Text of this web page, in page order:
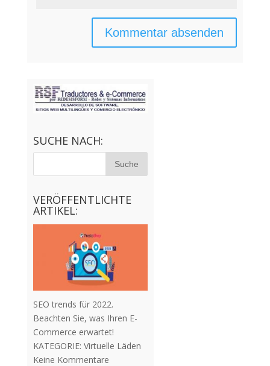
SUCHE NACH:
VERÖFFENTLICHTE
ARTIKEL:
SEO trends für 2022.
Beachten Sie, was Ihren E-
Commerce erwartet!
KATEGORIE: Virtuelle Läden
Keine Kommentare